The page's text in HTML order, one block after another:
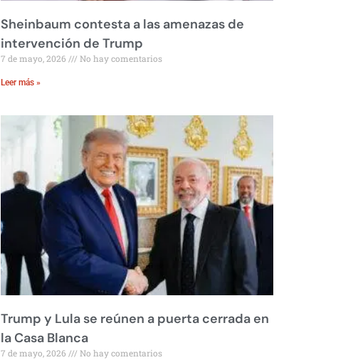
Sheinbaum contesta a las amenazas de
intervención de Trump
7 de mayo, 2026 No hay comentarios
Leer más »
Trump y Lula se reúnen a puerta cerrada en
la Casa Blanca
7 de mayo, 2026 No hay comentarios